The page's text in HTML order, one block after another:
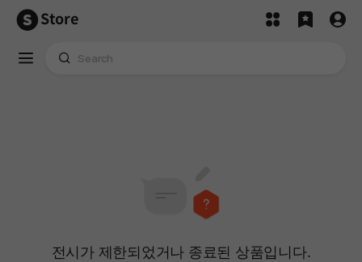
Store
전시가 제한되었거나 종료된 상품입니다.